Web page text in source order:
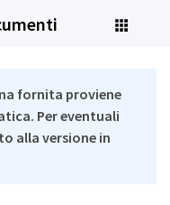
fornita proviene
Per eventuali
alla versione in